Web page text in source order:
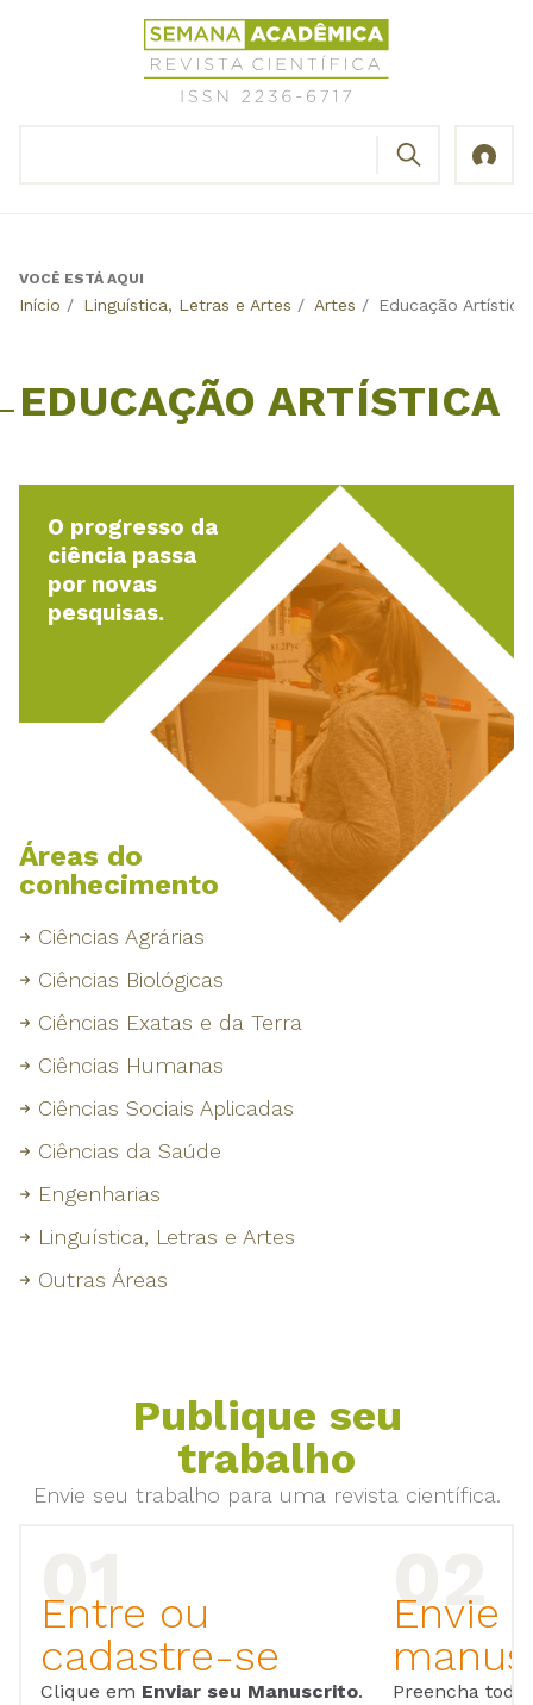
Revista
Científica
Semana
Back
VOCÊ ESTÁ AQUI
Início / Linguística, Letras e Artes / Artes / Educação Artística
EDUCAÇÃO ARTÍSTICA
O progresso da
ciência passa
por novas
pesquisas.
Áreas do
conhecimento
Ciências Agrárias
Ciências Biológicas
Ciências Exatas e da Terra
Ciências Humanas
Ciências Sociais Aplicadas
Ciências da Saúde
Engenharias
Linguística, Letras e Artes
Outras Áreas
Publique seu
trabalho
Envie seu trabalho para uma revista científica.
Entre ou
cadastre-se
Clique em Enviar seu Manuscrito.
Envie
Preencha